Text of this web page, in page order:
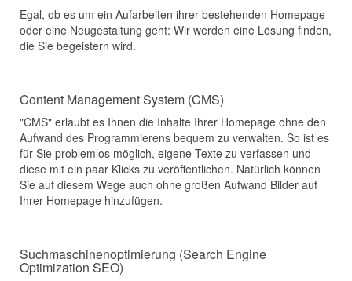
Egal, ob es um ein Aufarbeiten ihrer bestehenden Homepage
oder eine Neugestaltung geht: Wir werden eine Lösung finden,
die Sie begeistern wird.
Content Management System (CMS)
"CMS" erlaubt es Ihnen die Inhalte Ihrer Homepage ohne den
Aufwand des Programmierens bequem zu verwalten. So ist es
für Sie problemlos möglich, eigene Texte zu verfassen und
diese mit ein paar Klicks zu veröffentlichen. Natürlich können
Sie auf diesem Wege auch ohne großen Aufwand Bilder auf
Ihrer Homepage hinzufügen.
Suchmaschinenoptimierung (Search Engine
Optimization SEO)